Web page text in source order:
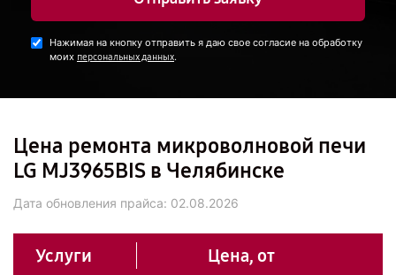
Нажимая на кнопку отправить я даю свое согласие на обработку
моих персональных данных.
Цена ремонта микроволновой печи
LG MJ3965BIS в Челябинске
Дата обновления прайса: 02.08.2026
Услуги Цена, от